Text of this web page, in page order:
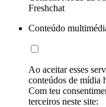
Freshchat
Conteúdo
Ao aceitar esses
conteúdos de mídia
Com teu
terceiros neste site: